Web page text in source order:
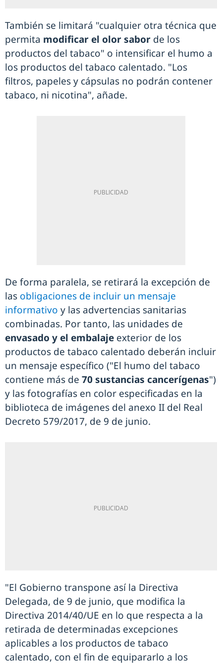
También se limitará "cualquier otra técnica que
permita modificar el olor sabor de los
productos del tabaco" o intensificar el humo a
los productos del tabaco calentado. "Los
filtros, papeles y cápsulas no podrán contener
tabaco, ni nicotina", añade.
De forma paralela, se retirará la excepción de
las obligaciones de incluir un mensaje
informativo y las advertencias sanitarias
combinadas. Por tanto, las unidades de
envasado y el embalaje exterior de los
productos de tabaco calentado deberán incluir
un mensaje específico ("El humo del tabaco
contiene más de 70 sustancias cancerígenas")
y las fotografías en color especificadas en la
biblioteca de imágenes del anexo II del Real
Decreto 579/2017, de 9 de junio.
"El Gobierno transpone así la Directiva
Delegada, de 9 de junio, que modifica la
Directiva 2014/40/UE en lo que respecta a la
retirada de determinadas excepciones
aplicables a los productos de tabaco
calentado, con el fin de equipararlo a los